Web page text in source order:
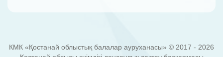
КМК «Қостанай облыстық балалар ауруханасы» © 2017 - 2026